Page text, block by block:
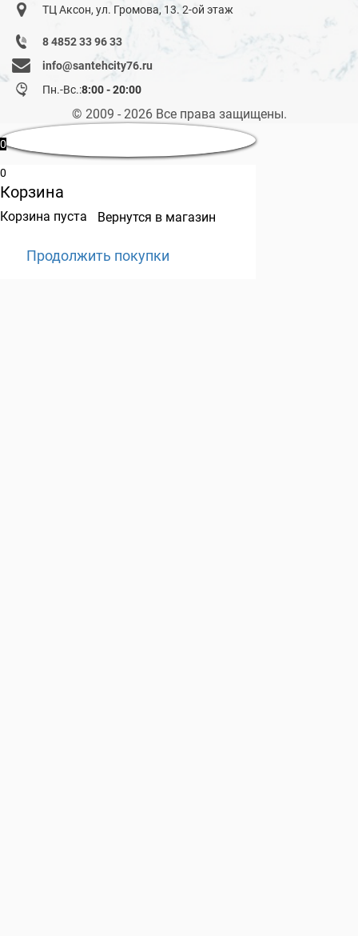
ТЦ Аксон, ул. Громова, 13. 2-ой этаж
8 4852 33 96 33
info@santehcity76.ru
Пн.-Вс.:8:00 - 20:00
© 2009 - 2026 Все права защищены.
0
0
Корзина
Корзина пуста Вернутся в магазин
Продолжить покупки